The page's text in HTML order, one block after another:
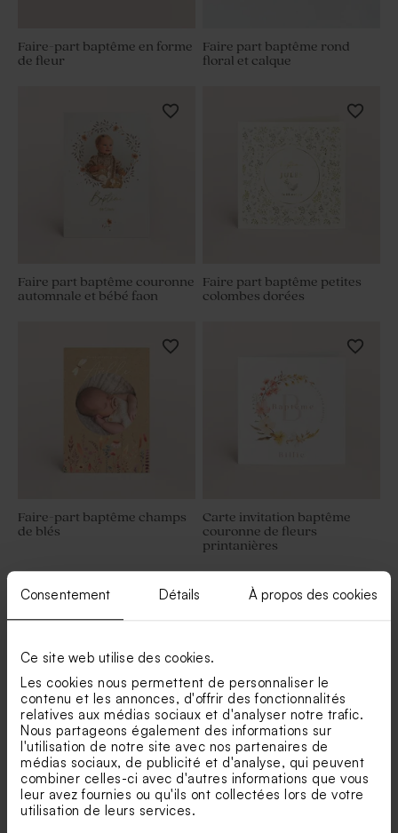
Consentement Détails À propos des cookies
Ce site web utilise des cookies.
Les cookies nous permettent de personnaliser le
contenu et les annonces, d'offrir des fonctionnalités
relatives aux médias sociaux et d'analyser notre trafic.
Nous partageons également des informations sur
l'utilisation de notre site avec nos partenaires de
médias sociaux, de publicité et d'analyse, qui peuvent
combiner celles-ci avec d'autres informations que vous
leur avez fournies ou qu'ils ont collectées lors de votre
utilisation de leurs services.
Faire part rond 100%
personnalisable
Faire-part baptême en forme
de fleur
Faire part baptême rond
floral et calque
Faire part baptême couronne
automnale et bébé faon
Faire part baptême petites
colombes dorées
Faire-part baptême champs
de blés
Carte invitation baptême
couronne de fleurs
printanières
Faire-part baptême délicates
fleurs de printemps